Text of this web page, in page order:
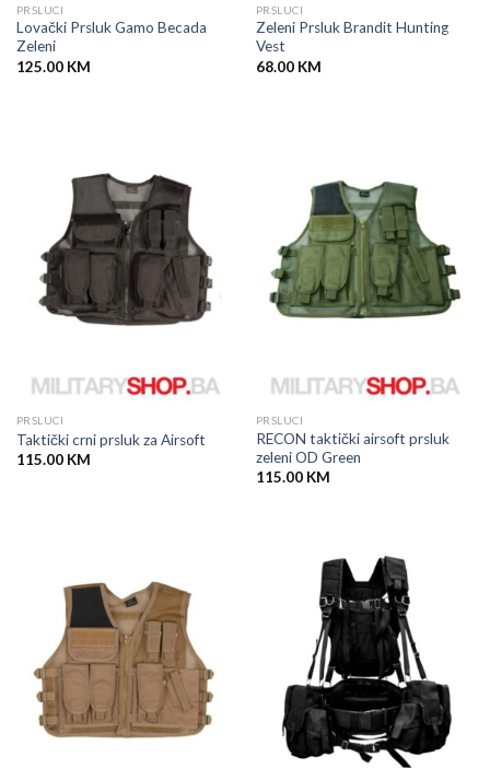
PRSLUCI
Lovački Prsluk Gamo Becada
Zeleni
125.00 KM
PRSLUCI
Zeleni Prsluk Brandit Hunting
Vest
68.00 KM
PRSLUCI
Taktički crni prsluk za Airsoft
115.00 KM
PRSLUCI
RECON taktički airsoft prsluk
zeleni OD Green
115.00 KM